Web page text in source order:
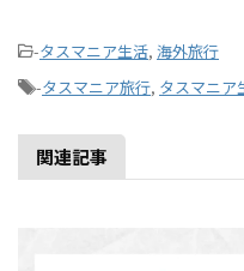
-タスマニア生活, 海外旅行
-タスマニア旅行, タスマニア
関連記事